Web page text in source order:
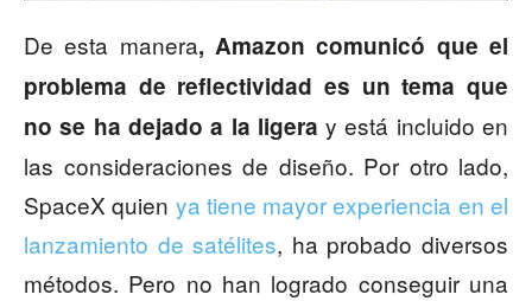
De esta manera, Amazon comunicó que el
problema de reflectividad es un tema que
no se ha dejado a la ligera y está incluido en
las consideraciones de diseño. Por otro lado,
SpaceX quien ya tiene mayor experiencia en el
lanzamiento de satélites, ha probado diversos
métodos. Pero no han logrado conseguir una